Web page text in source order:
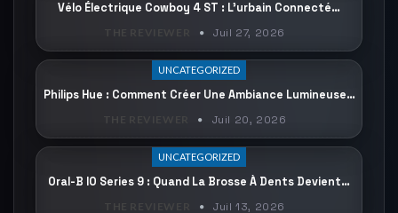
Vélo Électrique Cowboy 4 ST : L’urbain Connecté…
Juil 27, 2026
UNCATEGORIZED
Philips Hue : Comment Créer Une Ambiance Lumineuse…
Juil 20, 2026
UNCATEGORIZED
Oral-B IO Series 9 : Quand La Brosse À Dents Devient…
Juil 13, 2026